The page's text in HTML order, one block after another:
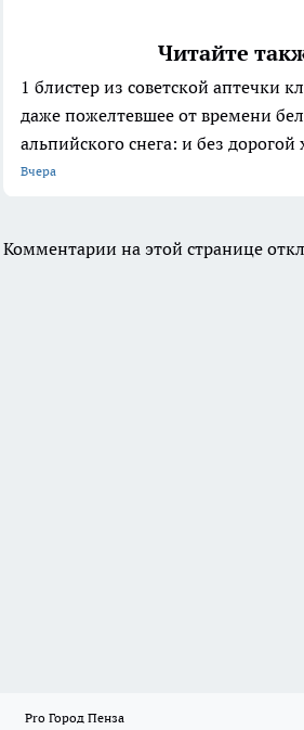
Читайте
1 блистер из советской аптечки
даже пожелтевшее от времени
альпийского снега: и без
Вчера
Комментарии на этой странице
Pro Город Пенза